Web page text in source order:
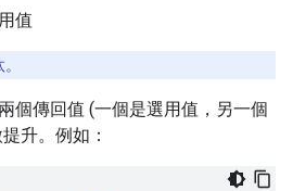
值
個傳回值 (一個是選用值，另一個
升。例如：